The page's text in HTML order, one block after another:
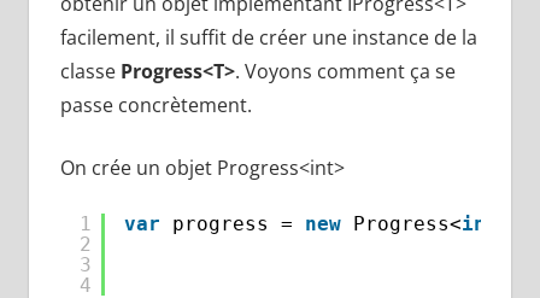
facilement, il suffit de créer une instance de la
classe Progress<T>. Voyons comment ça se
passe concrètement.
On crée un objet Progress<int>
1
2
3
4
var progress = new Progress<int